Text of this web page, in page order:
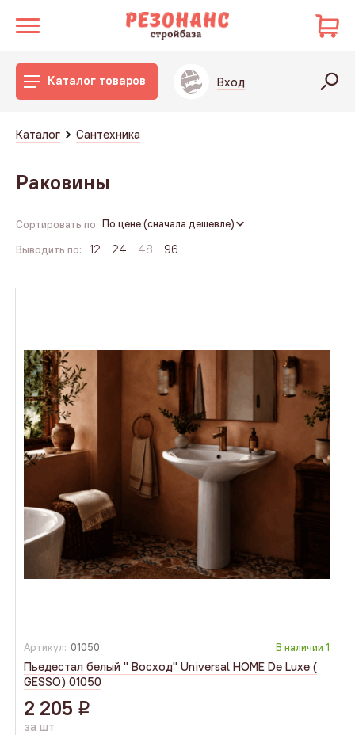
Каталог товаров Вход
Каталог Сантехника
Раковины
Сортировать по: По цене (сначала дешевле)
Выводить по: 12 24 48 96
Артикул: 01050 В наличии 1
Пьедестал белый " Восход" Universal HOME De Luxe (
GESSO) 01050
2 205 q
за шт